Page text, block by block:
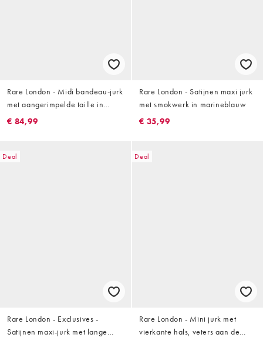
Rare London - Midi bandeau-jurk
met aangerimpelde taille in
olijfgroen
€ 84,99
Rare London - Satijnen maxi jurk
met smokwerk in marineblauw
€ 35,99
Deal
Rare London - Exclusives -
Satijnen maxi-jurk met lange
Deal
Rare London - Mini jurk met
vierkante hals, veters aan de